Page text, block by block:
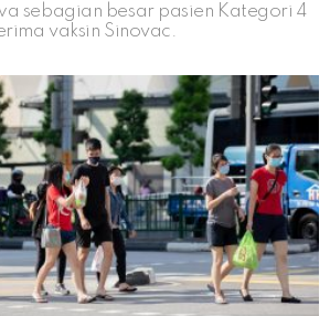
sebagian besar pasien Kategori 4
vaksin Sinovac.